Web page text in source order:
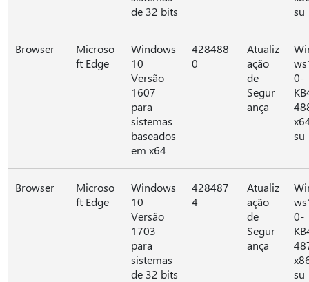
de 32 bits
su
Browser
Microso
ft Edge
Windows
10
Versão
1607
para
sistemas
baseados
em x64
428488
0
Atualiz
ação
de
Segur
ança
0-
su
Browser
Microso
ft Edge
Windows
10
Versão
1703
para
sistemas
de 32 bits
428487
4
Atualiz
ação
de
Segur
ança
0-
su